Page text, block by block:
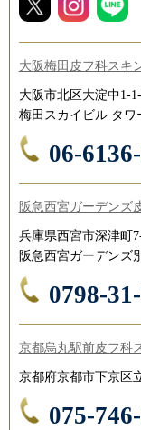
大阪梅田皮フ科スキ
大阪市北区大淀中1-
梅田スカイビル タワ
06-
阪急西宮ガーデンズ
兵庫県西宮市深津町
阪急西宮ガーデンズ
0798-
京都烏丸駅前皮フ科
京都府京都市下京区
075-